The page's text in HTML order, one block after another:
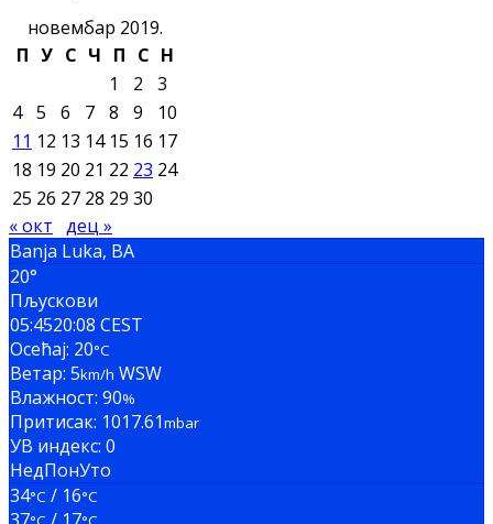
новембар 2019.
П У С Ч П С Н
1
2
3
4 5 6 7 8 9
10
11 12 13 14 15 16 17
18 19 20 21 22 23 24
25 26 27 28 29 30
« окт дец »
Banja Luka, BA
20°
Пљускови
05:4520:08 CEST
Осећај: 20°C
Ветар: 5km/h WSW
Влажност: 90%
Притисак: 1017.61mbar
УВ индекс: 0
НедПонУто
34°C / 16°C